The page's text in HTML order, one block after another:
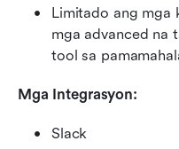
Limitado ang mga
mga advanced na
tool sa
Mga Integrasyon:
Slack